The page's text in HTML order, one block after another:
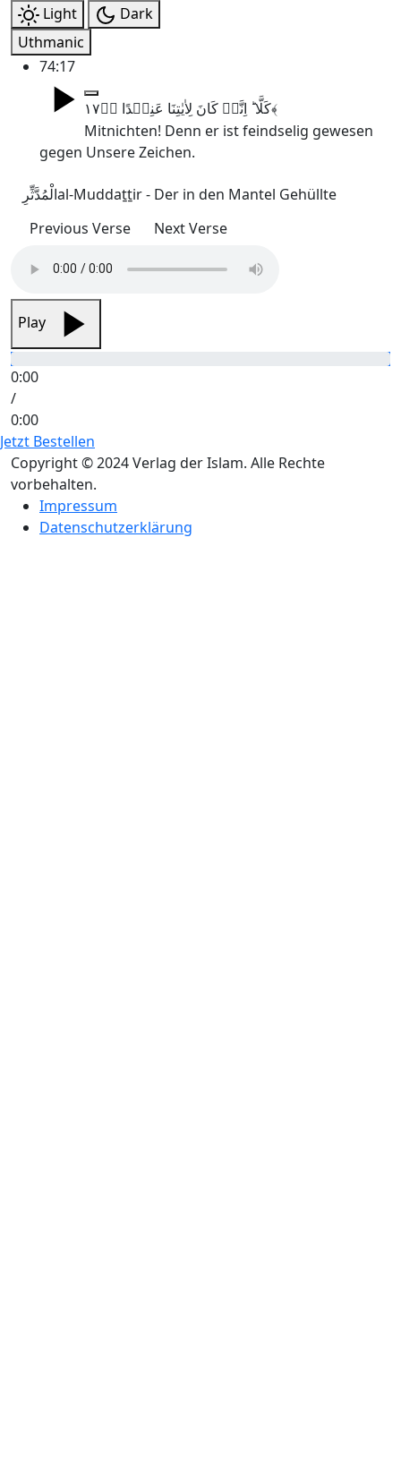
Light
Dark
Uthmanic
74:17
کَلَّا ؕ اِنَّہٗ کَانَ لِاٰیٰتِنَا عَنِیۡدًا ﴿ؕ۱۷﴾
Mitnichten! Denn er ist feindselig gewesen
gegen Unsere Zeichen.
الْمُدَّثِّرِal-Muddaṯṯir - Der in den Mantel Gehüllte
Previous Verse
Next Verse
Play
0:00
/
0:00
Jetzt Bestellen
Copyright © 2024 Verlag der Islam. Alle Rechte
vorbehalten.
Impressum
Datenschutzerklärung